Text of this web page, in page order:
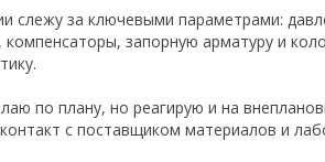
слежу за ключевыми параметрами:
запорную арматуру и
по плану, но реагирую и на
с поставщиком материалов и